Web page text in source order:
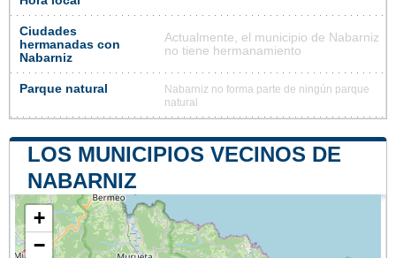
Ciudades
hermanadas con
Nabarniz
Actualmente, el municipio de Nabarniz
no tiene hermanamiento
Parque natural
Nabarniz no forma parte de ningún parque
natural
LOS MUNICIPIOS VECINOS DE
NABARNIZ
+
−